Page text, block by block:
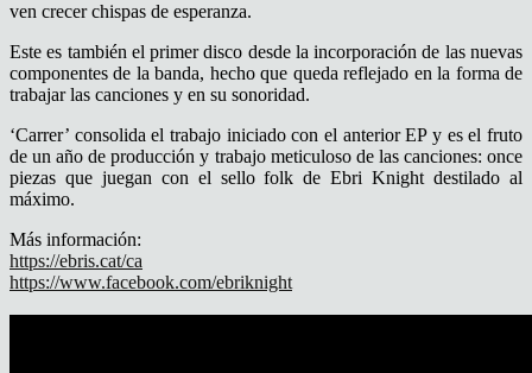
ven crecer chispas de esperanza.
Este es también el primer disco desde la incorporación de las nuevas
componentes de la banda, hecho que queda reflejado en la forma de
trabajar las canciones y en su sonoridad.
‘Carrer’ consolida el trabajo iniciado con el anterior EP y es el fruto
de un año de producción y trabajo meticuloso de las canciones: once
piezas que juegan con el sello folk de Ebri Knight destilado al
máximo.
Más información:
https://ebris.cat/ca
https://www.facebook.com/ebriknight